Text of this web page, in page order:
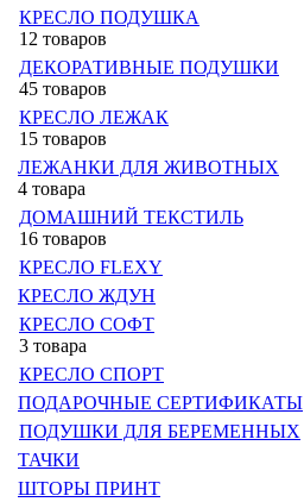
КРЕСЛО ПОДУШКА
12 товаров
ДЕКОРАТИВНЫЕ ПОДУШКИ
45 товаров
КРЕСЛО ЛЕЖАК
15 товаров
ЛЕЖАНКИ ДЛЯ ЖИВОТНЫХ
4 товара
ДОМАШНИЙ ТЕКСТИЛЬ
16 товаров
КРЕСЛО FLEXY
КРЕСЛО ЖДУН
КРЕСЛО СОФТ
3 товара
КРЕСЛО СПОРТ
ПОДАРОЧНЫЕ СЕРТИФИКАТЫ
ПОДУШКИ ДЛЯ БЕРЕМЕННЫХ
ТАЧКИ
ШТОРЫ ПРИНТ